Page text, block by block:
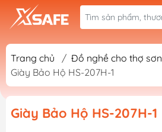
Trang chủ / Đồ nghề cho thợ sơn
Giày Bảo Hộ HS-207H-1
Giày Bảo Hộ HS-207H-1